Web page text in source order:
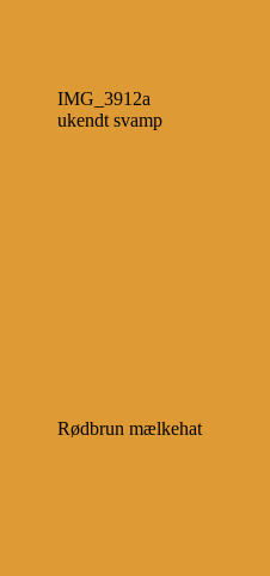
IMG_3912a
ukendt svamp
Rødbrun mælkehat